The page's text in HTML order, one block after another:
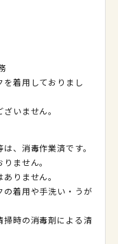
着用しておりまし
いません。
、消毒作業済です。
ません。
りません。
着用や手洗い・うが
時の消毒剤による清